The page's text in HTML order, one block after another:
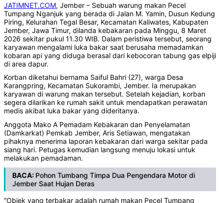
JATIMNET.COM, Jember – Sebuah warung makan Pecel
Tumpang Nganjuk yang berada di Jalan M. Yamin, Dusun Kedung
Piring, Kelurahan Tegal Besar, Kecamatan Kaliwates, Kabupaten
Jember, Jawa Timur, dilanda kebakaran pada Minggu, 8 Maret
2026 sekitar pukul 11.30 WIB. Dalam peristiwa tersebut, seorang
karyawan mengalami luka bakar saat berusaha memadamkan
kobaran api yang diduga berasal dari kebocoran tabung gas elpiji
di area dapur.
Korban diketahui bernama Saiful Bahri (27), warga Desa
Karangpring, Kecamatan Sukorambi, Jember. Ia merupakan
karyawan di warung makan tersebut. Setelah kejadian, korban
segera dilarikan ke rumah sakit untuk mendapatkan perawatan
medis akibat luka bakar yang dideritanya.
Anggota Mako A Pemadam Kebakaran dan Penyelamatan
(Damkarkat) Pemkab Jember, Aris Setiawan, mengatakan
pihaknya menerima laporan kebakaran dari warga sekitar pada
siang hari. Petugas kemudian langsung menuju lokasi untuk
melakukan pemadaman.
BACA: Pohon Tumbang Timpa Dua Pengendara Motor di
Jember Saat Hujan Deras
“Objek yang terbakar adalah rumah makan Pecel Tumpang